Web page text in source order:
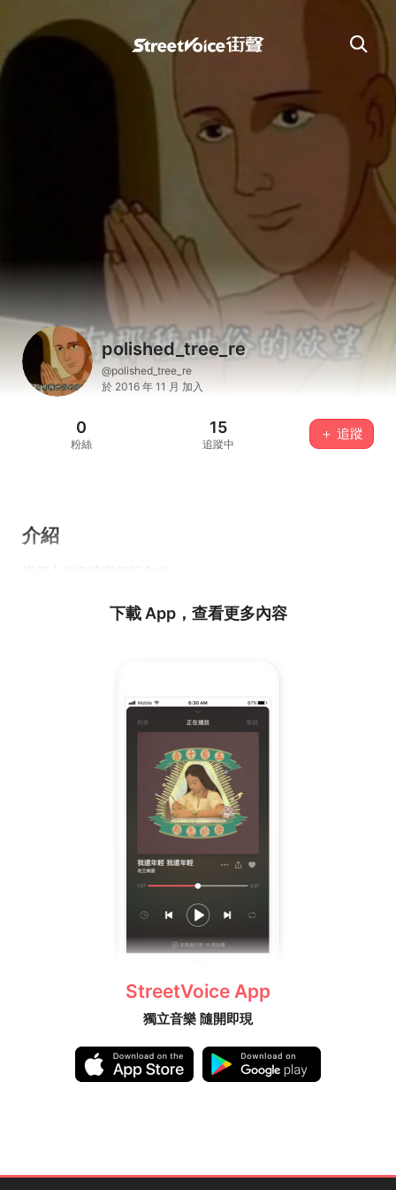
polished_tree_re
@polished_tree_re
於 2016 年 11 月 加入
0
粉絲
15
追蹤中
＋ 追蹤
介紹
下載 App，查看更多內容
StreetVoice App
獨立音樂 隨開即現